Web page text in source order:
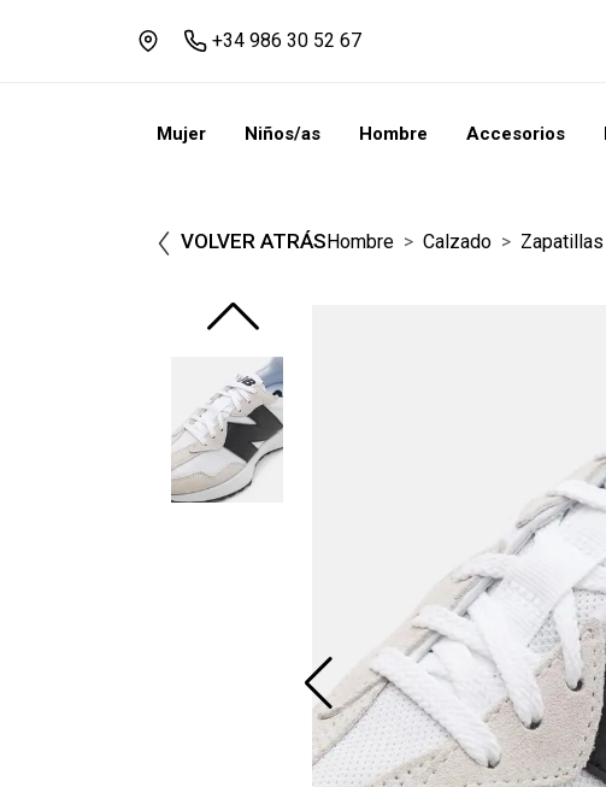
+34 986 30 52 67
Mujer Niños/as Hombre Accesorios
VOLVER ATRÁSHombre Calzado Zapatillas